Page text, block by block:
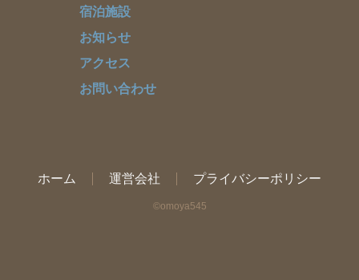
宿泊施設
お知らせ
アクセス
お問い合わせ
ホーム 運営会社 プライバシーポリシー
©omoya545